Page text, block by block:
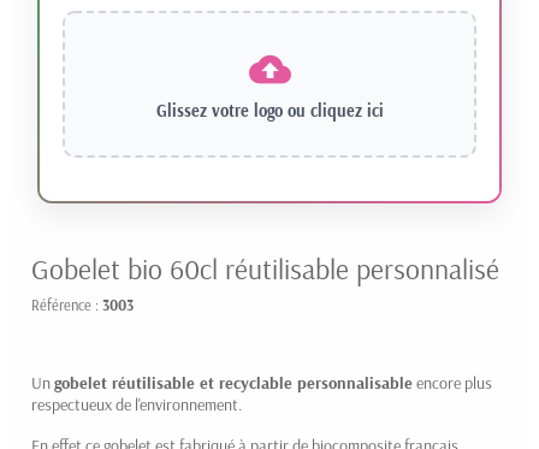
Glissez votre logo ou cliquez ici
Gobelet bio 60cl réutilisable personnalisé
Référence : 3003
Ungobelet réutilisable et recyclable personnalisableencore plus
respectueux de l'environnement.